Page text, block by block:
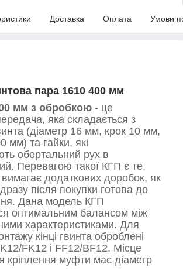
Доставка Оплата Умови
пара 1610 400 мм
мм з обробкою - це
яка складається з
(діаметр 16 мм, крок 10 мм,
мм) та гайки, які
обертальний рух в
Перевагою такої КГП є те,
додаткових доробок, як
після покупки готова до
Дана модель КГП
оптимальним балансом між
характеристиками. Для
кінці гвинта оброблені
FK12 і FF12/BF12. Місце
кріплення муфти має діаметр